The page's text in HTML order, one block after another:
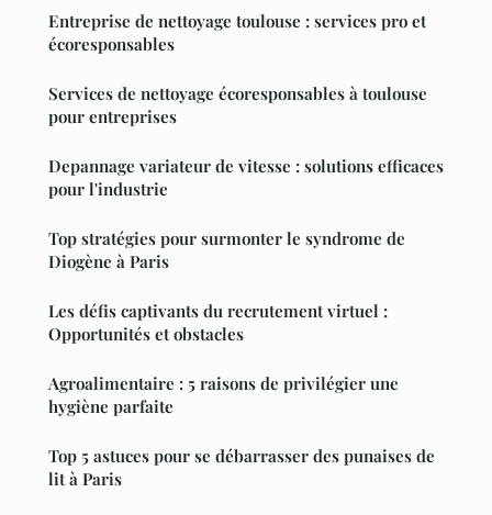
Entreprise de nettoyage toulouse : services pro et
écoresponsables
Services de nettoyage écoresponsables à toulouse
pour entreprises
Depannage variateur de vitesse : solutions efficaces
pour l'industrie
Top stratégies pour surmonter le syndrome de
Diogène à Paris
Les défis captivants du recrutement virtuel :
Opportunités et obstacles
Agroalimentaire : 5 raisons de privilégier une
hygiène parfaite
Top 5 astuces pour se débarrasser des punaises de
lit à Paris